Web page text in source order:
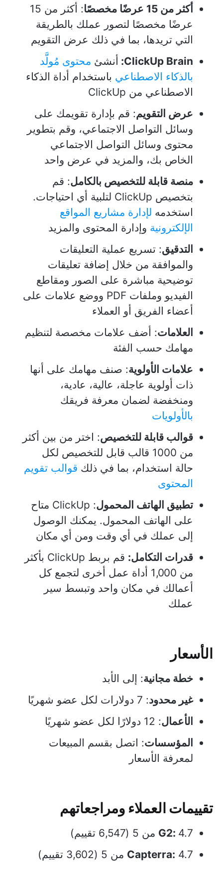
أكثر من 15 عرضًا مخصصًا
: أكثر من 15
عرضًا مخصصًا لتصور عملك بالطريقة
التي تريدها، بما في ذلك عرض التقويم
ClickUp Brain: أنشئ محتوى مُولَّد
بالذكاء الاصطناعي باستخدام أداة الذكاء
الاصطناعي من ClickUp
عرض التقويم: قم بإدارة تقويمك على
وسائل التواصل الاجتماعي، وقم بتطوير
محتوى وسائل التواصل الاجتماعي
الخاص بك، والمزيد في عرض واحد
منصة قابلة للتخصيص بالكامل: قم
بتخصيص ClickUp لتلبية أي احتياجات.
استخدمه لإدارة مشاريع المواقع
الإلكترونية وإدارة المحتوى والمزيد
التدقيق: تسريع عملية التعليقات
والموافقة من خلال إضافة تعليقات
توضيحية مباشرة على الصور ومقاطع
الفيديو وملفات PDF ووضع علامات على
أعضاء الفريق أو العملاء
العلامات: أضف علامات مخصصة لتنظيم
مهامك حسب الفئة
علامات الأولوية: صنف مهامك على أنها
ذات أولوية عاجلة، عالية، عادية،
ومنخفضة لضمان معرفة فريقك
بالأولويات
قوالب قابلة للتخصيص: اختر من بين أكثر
من 1000 قالب قابل للتخصيص لكل
حالة استخدام، بما في ذلك قوالب تقويم
المحتوى
تطبيق الهاتف المحمول
: ClickUp متاح
على الهاتف المحمول. يمكنك الوصول
إلى عملك في أي وقت ومن أي مكان
قدرات التكامل:
قم بربط ClickUp بأكثر
من 1,000 أداة عمل أخرى لتجمع كل
أعمالك في مكان واحد وتبسط سير
عملك
الأسعار
خطة مجانية: إلى الأبد
غير محدود: 7 دولارات لكل عضو شهريًا
الأعمال: 12 دولارًا لكل عضو شهريًا
المؤسسات: اتصل بقسم المبيعات
لمعرفة الأسعار
تقييمات العملاء ومراجعاتهم
G2: 4.7 من 5 (6,547 تقييم)
Capterra: 4.7 من 5 (3,602 تقييم)